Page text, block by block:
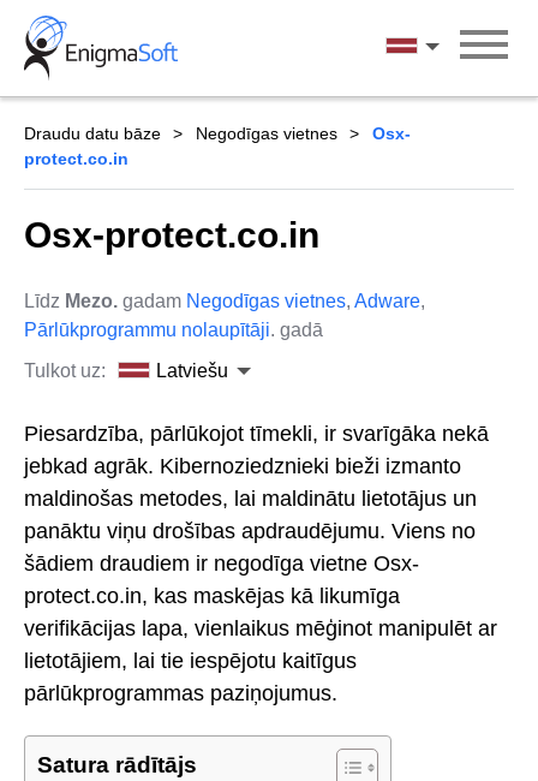
Skip
content
Latviešu
Draudu datu bāze Negodīgas vietnes
Osx-
protect.co.in
Osx-protect.co.in
Līdz Mezo. gadam Negodīgas vietnes, Adware,
Pārlūkprogrammu nolaupītāji. gadā
Tulkot uz:
Latviešu
Piesardzība, pārlūkojot tīmekli, ir svarīgāka nekā
jebkad agrāk. Kibernoziedznieki bieži izmanto
maldinošas metodes, lai maldinātu lietotājus un
panāktu viņu drošības apdraudējumu. Viens no
šādiem draudiem ir negodīga vietne Osx-
protect.co.in, kas maskējas kā likumīga
verifikācijas lapa, vienlaikus mēģinot manipulēt ar
lietotājiem, lai tie iespējotu kaitīgus
pārlūkprogrammas paziņojumus.
Satura rādītājs